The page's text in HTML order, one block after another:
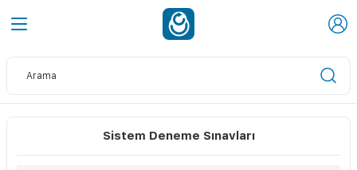
Sistem Deneme Sınavları